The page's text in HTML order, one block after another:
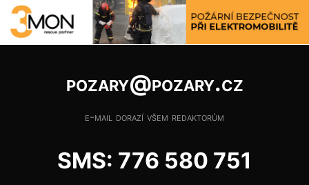
pozary@pozary.cz
e-mail dorazí všem redaktorům
SMS: 776 580 751